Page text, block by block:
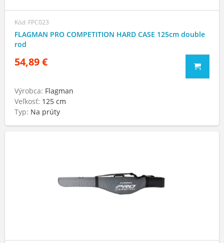
Kód: FPC023
FLAGMAN PRO COMPETITION HARD CASE 125cm double
rod
54,89 €
Výrobca: Flagman
Veľkosť: 125 сm
Typ: Na prúty